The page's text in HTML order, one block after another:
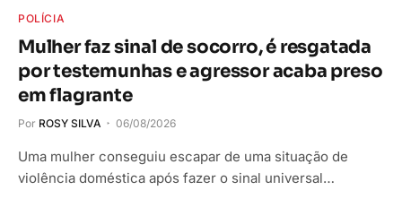
POLÍCIA
Mulher faz sinal de socorro, é resgatada
por testemunhas e agressor acaba preso
em flagrante
Por ROSY SILVA 06/08/2026
Uma mulher conseguiu escapar de uma situação de
violência doméstica após fazer o sinal universal…